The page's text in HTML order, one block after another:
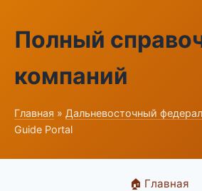
Полный
компаний
Главная » Дальневосточный
Guide Portal
🏠 Главная